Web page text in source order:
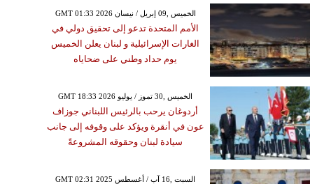
GMT 01:33 2026 الخميس ,09 إبريل / نيسان
الأمم المتحدة تدعو إلى تحقيق دولي في
الغارات الإسرائيلية و لبنان يعلن الخميس
يوم حداد وطني على ضحاياه
GMT 18:33 2026 الخميس ,30 تموز / يوليو
أردوغان يرحب بالرئيس اللبناني جوزاف
عون في أنقرة ويؤكد على وقوفه إلى جانب
سيادة لبنان وحقوقه المشروعةً
GMT 02:31 2025 السبت ,16 آب / أغسطس